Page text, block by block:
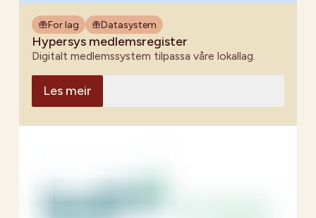
For lag Datasystem
Hypersys medlemsregister
Digitalt medlemssystem tilpassa våre lokallag.
Les meir